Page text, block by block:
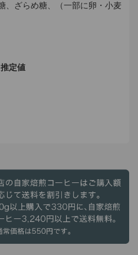
、ざらめ糖、（一部に卵・小麦
定値